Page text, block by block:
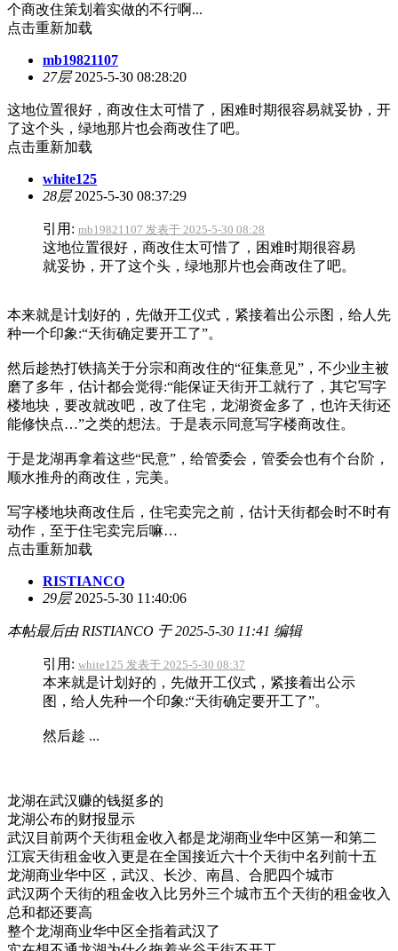
个商改住策划着实做的不行啊...
点击重新加载
mb19821107
27层2025-5-30 08:28:20
这地位置很好，商改住太可惜了，困难时期很容易就妥协，开
了这个头，绿地那片也会商改住了吧。
点击重新加载
white125
28层2025-5-30 08:37:29
引用: mb19821107 发表于 2025-5-30 08:28
这地位置很好，商改住太可惜了，困难时期很容易
就妥协，开了这个头，绿地那片也会商改住了吧。
本来就是计划好的，先做开工仪式，紧接着出公示图，给人先
种一个印象:“天街确定要开工了”。
然后趁热打铁搞关于分宗和商改住的“征集意见”，不少业主被
磨了多年，估计都会觉得:“能保证天街开工就行了，其它写字
楼地块，要改就改吧，改了住宅，龙湖资金多了，也许天街还
能修快点…”之类的想法。于是表示同意写字楼商改住。
于是龙湖再拿着这些“民意”，给管委会，管委会也有个台阶，
顺水推舟的商改住，完美。
写字楼地块商改住后，住宅卖完之前，估计天街都会时不时有
动作，至于住宅卖完后嘛…
点击重新加载
RISTIANCO
29层2025-5-30 11:40:06
本帖最后由 RISTIANCO 于 2025-5-30 11:41 编辑
引用: white125 发表于 2025-5-30 08:37
本来就是计划好的，先做开工仪式，紧接着出公示
图，给人先种一个印象:“天街确定要开工了”。
然后趁 ...
龙湖在武汉赚的钱挺多的
龙湖公布的财报显示
武汉目前两个天街租金收入都是龙湖商业华中区第一和第二
江宸天街租金收入更是在全国接近六十个天街中名列前十五
龙湖商业华中区，武汉、长沙、南昌、合肥四个城市
武汉两个天街的租金收入比另外三个城市五个天街的租金收入
总和都还要高
整个龙湖商业华中区全指着武汉了